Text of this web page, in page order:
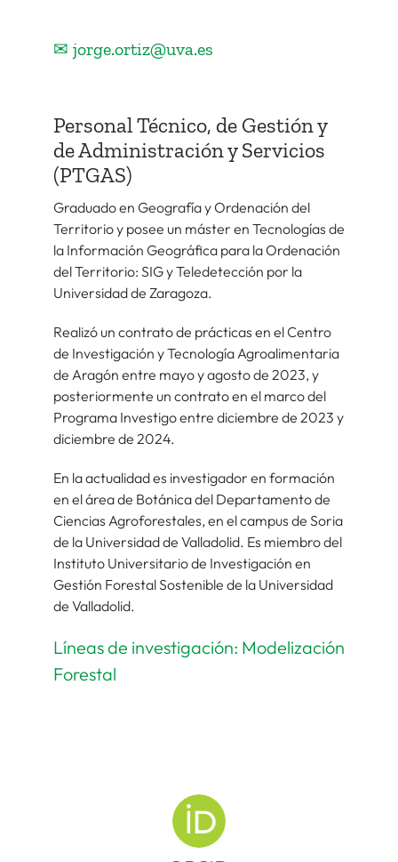
✉ jorge.ortiz@uva.es
Personal Técnico, de Gestión y
de Administración y Servicios
(PTGAS)
Graduado en Geografía y Ordenación del
Territorio y posee un máster en Tecnologías de
la Información Geográfica para la Ordenación
del Territorio: SIG y Teledetección por la
Universidad de Zaragoza.
Realizó un contrato de prácticas en el Centro
de Investigación y Tecnología Agroalimentaria
de Aragón entre mayo y agosto de 2023, y
posteriormente un contrato en el marco del
Programa Investigo entre diciembre de 2023 y
diciembre de 2024.
En la actualidad es investigador en formación
en el área de Botánica del Departamento de
Ciencias Agroforestales, en el campus de Soria
de la Universidad de Valladolid. Es miembro del
Instituto Universitario de Investigación en
Gestión Forestal Sostenible de la Universidad
de Valladolid.
Líneas de investigación: Modelización
Forestal